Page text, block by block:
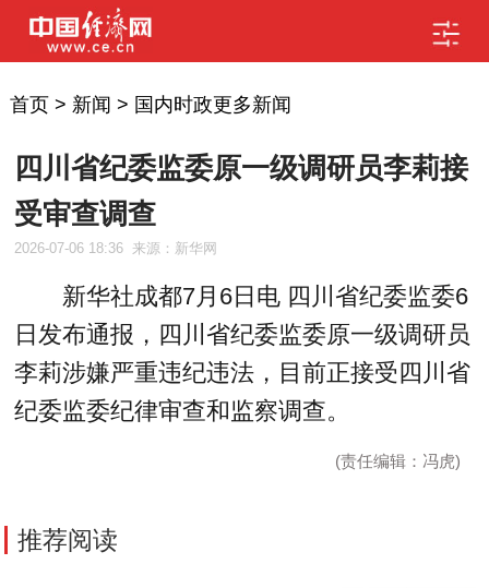
首页> 新闻 > 国内时政更多新闻
四川省纪委监委原一级调研员李莉接
受审查调查
2026-07-06 18:36 来源：新华网
新华社成都7月6日电 四川省纪委监委6
日发布通报，四川省纪委监委原一级调研员
李莉涉嫌严重违纪违法，目前正接受四川省
纪委监委纪律审查和监察调查。
(责任编辑：冯虎)
推荐阅读